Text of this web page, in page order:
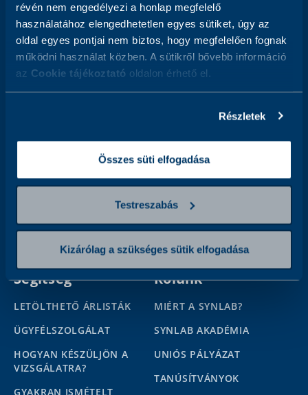
révén nem engedélyezi a honlap megfelelő
használatához elengedhetetlen egyes sütiket, úgy az
oldal egyes pontjai nem biztos, hogy megfelelően fognak
működni használat közben. A sütikről bővebb információ
az Cookie tájékoztató oldalon érhető el.
Részletek
Összes süti elfogadása
Testreszabás
Kizárólag a szükséges sütik elfogadása
Iratkozzon fel hírlevelünkre
Email
Address
Adatkezelési tájékoztatót,és
adataimat a tájékoztatóban foglaltak szerint kezelje.
Kövessen minket
Segítség
LETÖLTHETŐ ÁRLISTÁK
ÜGYFÉLSZOLGÁLAT
HOGYAN KÉSZÜLJÖN A
VIZSGÁLATRA?
GYAKRAN ISMÉTELT
Rólunk
MIÉRT A SYNLAB?
SYNLAB AKADÉMIA
UNIÓS PÁLYÁZAT
TANÚSÍTVÁNYOK